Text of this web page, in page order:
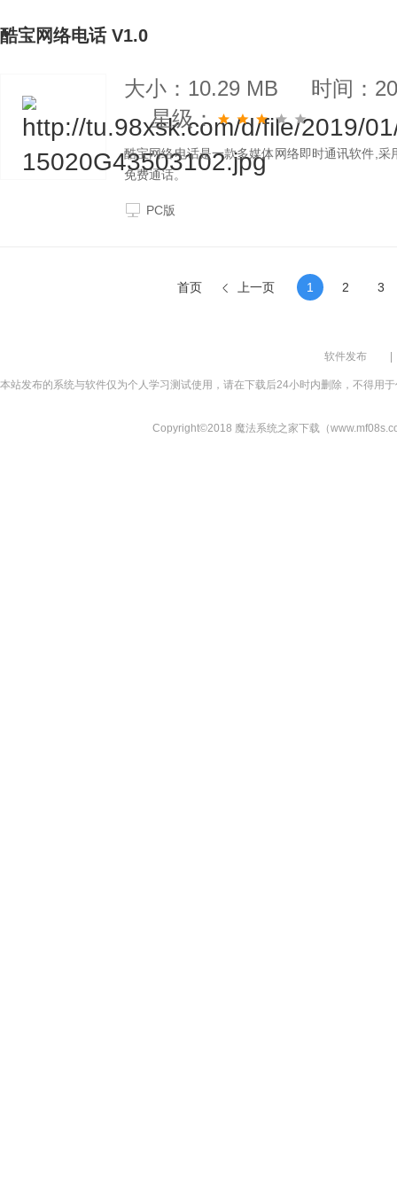
酷宝网络电话 V1.0
大小：10.29 MB
时间：
星级：
酷宝网络电话是一款多媒体网络即时通讯软件,
免费通话。
PC版
首页 上一页 1 2 3
软件发布
本站发布的系统与软件仅为个人学习测试使用，请在下载后24小时内删除，不得用
Copyright©2018 魔法系统之家下载（